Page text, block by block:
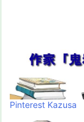
Pinterest Kazusa